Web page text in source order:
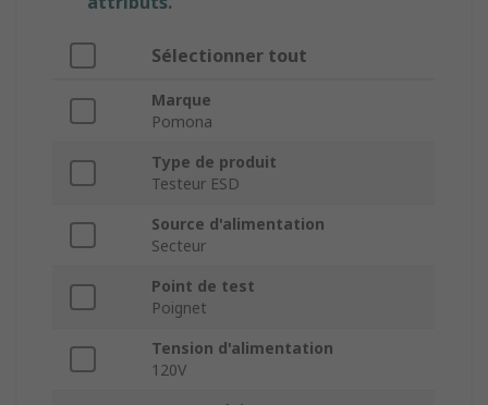
Sélectionner tout
Marque
Pomona
Type de produit
Testeur ESD
Source d'alimentation
Secteur
Point de test
Poignet
Tension d'alimentation
120V